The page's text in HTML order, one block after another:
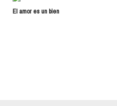
El amor es un bien